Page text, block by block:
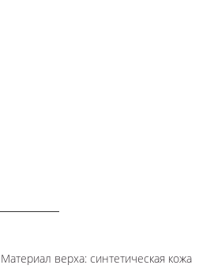
Материал верха: синтетическая кожа